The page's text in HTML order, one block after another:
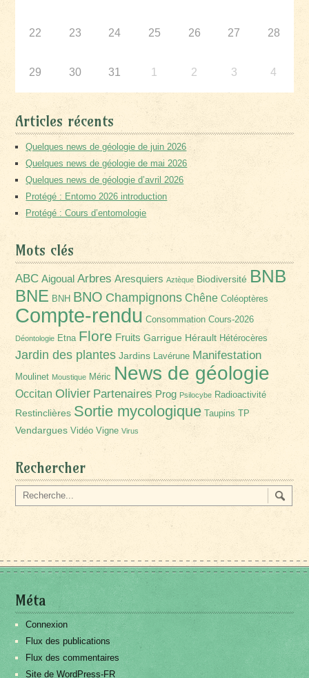
22 23 24 25 26 27 28
29 30 31 1 2 3 4
Articles récents
Quelques news de géologie de juin 2026
Quelques news de géologie de mai 2026
Quelques news de géologie d’avril 2026
Protégé : Entomo 2026 introduction
Protégé : Cours d’entomologie
Mots clés
ABC Aigoual Arbres Aresquiers Aztèque Biodiversité BNB
BNE BNH BNO Champignons Chêne Coléoptères
Compte-rendu Consommation Cours-2026
Déontologie Etna Flore Fruits Garrigue Hérault Hétérocères
Jardin des plantes Jardins Lavérune Manifestation
Moulinet Moustique Méric News de géologie
Occitan Olivier Partenaires Prog Psilocybe Radioactivité
Restinclières Sortie mycologique Taupins TP
Vendargues Vidéo Vigne Virus
Rechercher
Méta
Connexion
Flux des publications
Flux des commentaires
Site de WordPress-FR